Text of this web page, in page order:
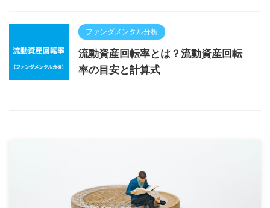
ファンダメンタル分析
流動資産回転率とは？流動資産回転
率の目安と計算式